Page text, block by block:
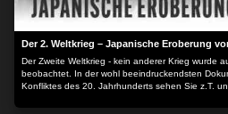
Der 2. Weltkrieg – Japanische Eroberung
Der Zweite Weltkrieg - kein anderer Krieg wurde
beobachtet. In der wohl beeindruckendsten
Konfliktes des 20. Jahrhunderts sehen Sie z.T.
eisigen Sibirien, Aufstieg und Fall von Adolf